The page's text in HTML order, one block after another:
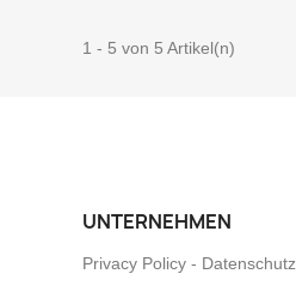
1 - 5 von 5 Artikel(n)
UNTERNEHMEN
Privacy Policy - Datenschutz